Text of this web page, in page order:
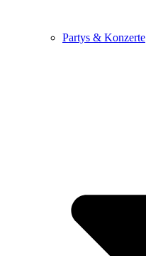
Partys & Konzerte